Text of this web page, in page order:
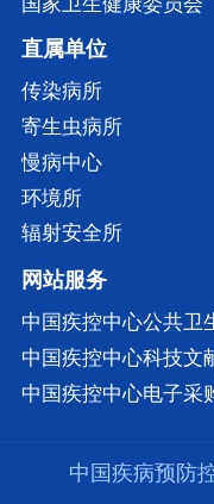
直属单位
传染病所
寄生虫病所
慢病中心
环境所
辐射安全所
网站服务
中国疾控中心公共卫
中国疾控中心科技文
中国疾控中心电子采
中国疾病预防